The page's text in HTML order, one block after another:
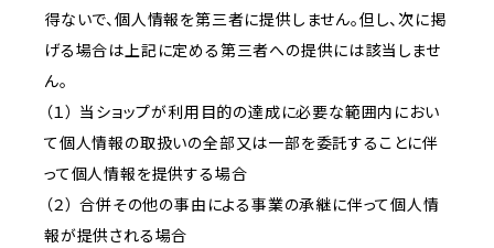
得ないで、個人情報を第三者に提供しません。但し、次に掲
げる場合は上記に定める第三者への提供には該当しませ
ん。
（１） 当ショップが利用目的の達成に必要な範囲内におい
て個人情報の取扱いの全部又は一部を委託することに伴
って個人情報を提供する場合
（２） 合併その他の事由による事業の承継に伴って個人情
報が提供される場合